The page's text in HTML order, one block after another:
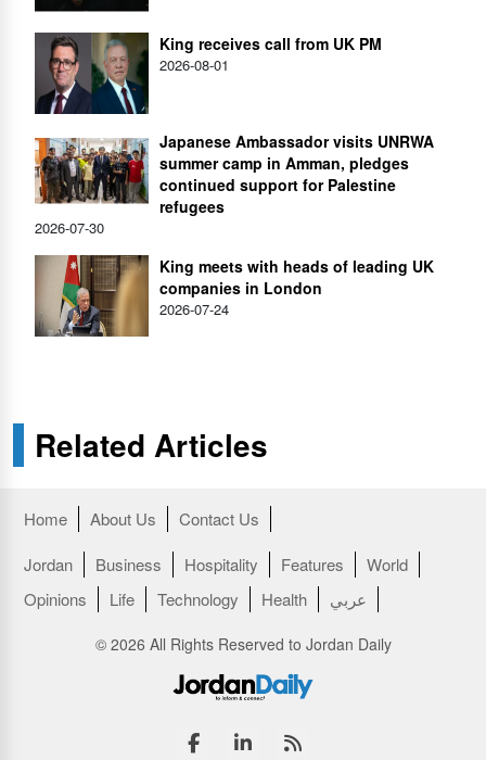
King receives call from UK PM
2026-08-01
Japanese Ambassador visits UNRWA
summer camp in Amman, pledges
continued support for Palestine
refugees
2026-07-30
King meets with heads of leading UK
companies in London
2026-07-24
Related Articles
Home About Us
Contact Us
Jordan
Business Hospitality Features
World
Opinions
Life Technology Health عربي
© 2026 All Rights Reserved to Jordan Daily